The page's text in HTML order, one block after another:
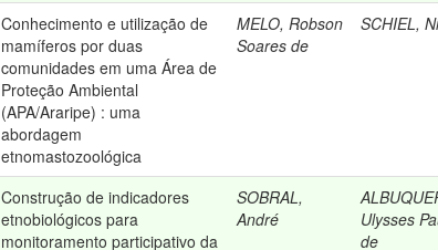
Conhecimento e utilização de
mamíferos por duas
comunidades em uma Área de
Proteção Ambiental
(APA/Araripe) : uma
abordagem
etnomastozoológica
MELO, Robson
Soares de
SCHIEL,
Construção de indicadores
etnobiológicos para
monitoramento participativo da
SOBRAL,
André
Ulysses
de